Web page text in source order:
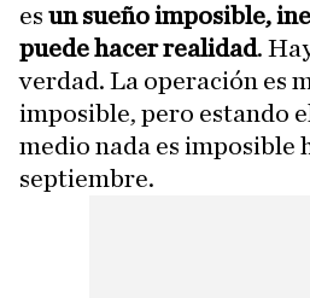
es un sueño imposible,
puede hacer realidad.
verdad. La operación es
imposible, pero estando
medio nada es imposible
septiembre.